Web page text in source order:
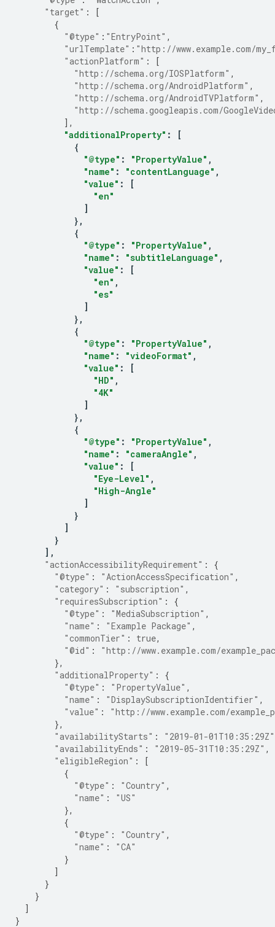
"target" :
[
{
"@type" : "EntryPoint" ,
"urlTemplate" : "http://www.example.com/
"actionPlatform" :
[
"http://schema.org/IOSPlatform" ,
"http://schema.org/AndroidPlatform" ,
"http://schema.org/AndroidTVPlatform" ,
"http://schema.googleapis.com/
],
"additionalProperty" :
[
{
"@type" : "PropertyValue" ,
"name" : "contentLanguage" ,
"value" :
[
"en"
]
},
{
"@type" : "PropertyValue" ,
"name" : "subtitleLanguage" ,
"value" :
[
"en" ,
"es"
]
},
{
"@type" : "PropertyValue" ,
"name" : "videoFormat" ,
"value" :
[
"HD" ,
"4K"
]
},
{
"@type" : "PropertyValue" ,
"name" : "cameraAngle" ,
"value" :
[
"Eye-Level" ,
"High-Angle"
]
}
]
}
],
"actionAccessibilityRequirement" :
{
"@type" : "ActionAccessSpecification" ,
"category" : "subscription" ,
"requiresSubscription" :
{
"@type" : "MediaSubscription" ,
"name" : "Example Package" ,
"commonTier" : true,
"@id" :
"http://www.example.com/
},
"additionalProperty" :
{
"@type" : "PropertyValue" ,
"name" : "DisplaySubscriptionIdentifier" ,
"value" :
"http://www.example.com/
},
"availabilityStarts" :
"2019-01-01T10:35:29Z"
"availabilityEnds" : "2019-05-31T10:35:29Z" ,
"eligibleRegion" :
[
{
"@type" : "Country" ,
"name" :
"US"
},
{
"@type" : "Country" ,
"name" :
"CA"
}
]
}
}
]
}